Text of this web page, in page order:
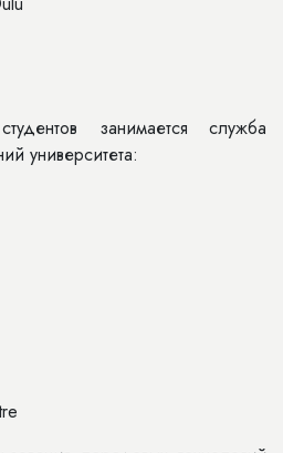
занимается служба
университета: